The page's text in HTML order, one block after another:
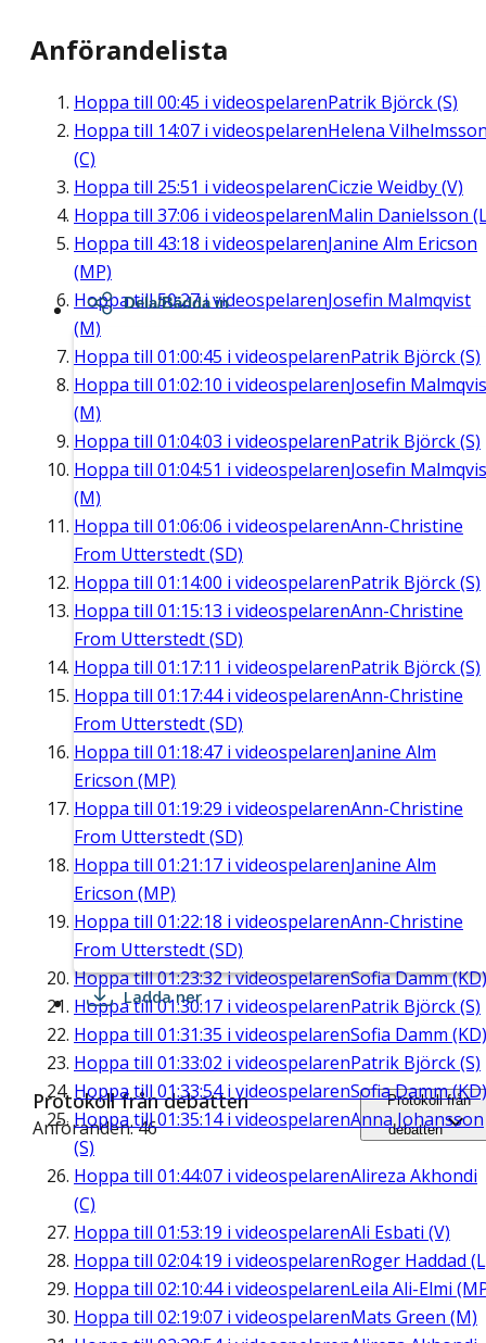
Anförandelista
Hoppa till 00:45 i videospelarenPatrik Björck (S)
Hoppa till 14:07 i videospelarenHelena
(C)
Hoppa till 25:51 i videospelarenCiczie Weidby (V)
Hoppa till 37:06 i videospelarenMalin Danielsson
Hoppa till 43:18 i videospelarenJanine Alm Ericson
(MP)
Hoppa till50:27i videospelarenJosefin Malmqvist
(M)
Hoppa till 01:00:45 i videospelarenPatrik Björck (S)
Hoppa till 01:02:10 i videospelarenJosefin
(M)
Hoppa till 01:04:03 i videospelarenPatrik Björck (S)
Hoppa till 01:04:51 i videospelarenJosefin
(M)
Hoppa till 01:06:06 i videospelarenAnn-Christine
From Utterstedt (SD)
Hoppa till 01:14:00 i videospelarenPatrik Björck (S)
Hoppa till 01:15:13 i videospelarenAnn-Christine
From Utterstedt (SD)
Hoppa till 01:17:11 i videospelarenPatrik Björck (S)
Hoppa till 01:17:44i videospelarenAnn-Christine
From Utterstedt (SD)
Hoppa till 01:18:47 i videospelarenJanine Alm
Ericson (MP)
Hoppa till 01:19:29 i videospelarenAnn-Christine
From Utterstedt (SD)
Hoppa till 01:21:17 i videospelarenJanine Alm
Ericson (MP)
Hoppa till 01:22:18 i videospelarenAnn-Christine
From Utterstedt (SD)
Hoppa till01:23:32i videospelarenSofia Damm (KD)
Hoppa till01:30:17 i videospelarenPatrik Björck (S)
Hoppa till 01:31:35 i videospelarenSofia Damm (KD)
Hoppa till 01:33:02 i videospelarenPatrik Björck (S)
Hoppa till 01:33:54i videospelarenSofia Damm (KD)
Hoppa till01:35:14i videospelarenAnna Johansson
(S)
Hoppa till 01:44:07 i videospelarenAlireza Akhondi
(C)
Hoppa till 01:53:19 i videospelarenAli Esbati (V)
Hoppa till 02:04:19 i videospelarenRoger Haddad
Hoppa till 02:10:44i videospelarenLeila Ali-Elmi
Hoppa till 02:19:07 i videospelarenMats Green (M)
Dela/Bädda in
Ladda ner
Protokoll från debatten
Anföranden: 46
Protokoll från
debatten